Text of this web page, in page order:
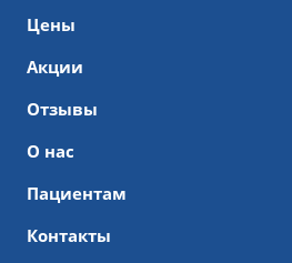
Цены
Акции
Отзывы
О нас
Пациентам
Контакты